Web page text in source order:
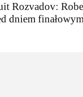
Rozvadov:
dniem